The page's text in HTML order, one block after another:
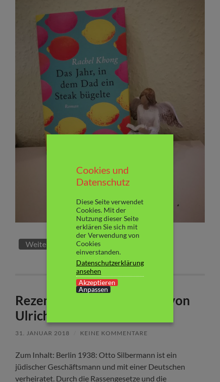
Weiterlesen
Rezension: „Der Reisende“ von
Ulrich Alexander Boschwitz
31. JANUAR 2018 KEINE KOMMENTARE
Zum Inhalt: Berlin 1938: Otto Silbermann ist ein
jüdischer Geschäftsmann und mit einer Deutschen
verheiratet. Durch die Rassengesetze und die
Cookies und
Datenschutz
Diese Seite verwendet
Cookies. Mit der
Nutzung dieser Seite
erklären Sie sich mit
der Verwendung von
Cookies
einverstanden.
Datenschutzerklärung
ansehen
Akzeptieren
Anpassen